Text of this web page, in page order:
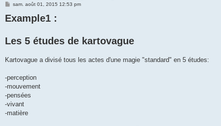
M
s
s
e
sam. août 01, 2015 12:53 pm
Example1 :
Les 5 études de kartovague
Kartovague a divisé tous les actes d'une magie "standard" en 5 études:
-perception
-mouvement
-pensées
-vivant
-matière